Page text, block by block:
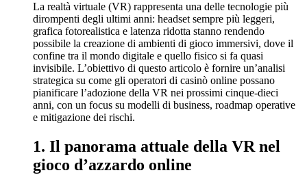
La realtà virtuale (VR) rappresenta una delle tecnologie più
dirompenti degli ultimi anni: headset sempre più leggeri,
grafica fotorealistica e latenza ridotta stanno rendendo
possibile la creazione di ambienti di gioco immersivi, dove il
confine tra il mondo digitale e quello fisico si fa quasi
invisibile. L’obiettivo di questo articolo è fornire un’analisi
strategica su come gli operatori di casinò online possano
pianificare l’adozione della VR nei prossimi cinque‑dieci
anni, con un focus su modelli di business, roadmap operative
e mitigazione dei rischi.
1. Il panorama attuale della VR nel
gioco d’azzardo online